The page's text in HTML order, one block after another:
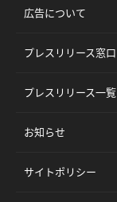
広告について
プレスリリース窓口
プレスリリース一覧
お知らせ
サイトポリシー